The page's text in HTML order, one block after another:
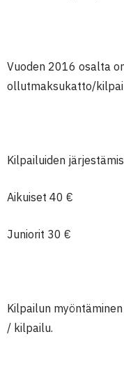
Vuoden 2016 osalta
ollutmaksukatto/
Kilpailuiden
Aikuiset 40 €
Juniorit 30 €
Kilpailun
/ kilpailu.